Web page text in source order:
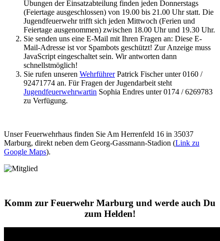
Übungen der Einsatzabteilung finden jeden Donnerstags
(Feiertage ausgeschlossen) von 19.00 bis 21.00 Uhr statt. Die
Jugendfeuerwehr trifft sich jeden Mittwoch (Ferien und
Feiertage ausgenommen) zwischen 18.00 Uhr und 19.30 Uhr.
Sie senden uns eine E-Mail mit Ihren Fragen an: Diese E-
Mail-Adresse ist vor Spambots geschützt! Zur Anzeige muss
JavaScript eingeschaltet sein. Wir antworten dann
schnellstmöglich!
Sie rufen unseren WehrführerPatrick Fischer unter 0160 /
92471774 an. Für Fragen der Jugendarbeit steht
Jugendfeuerwehrwartin Sophia Endres unter 0174 / 6269783
zu Verfügung.
Unser Feuerwehrhaus finden Sie Am Herrenfeld 16 in 35037
Marburg, direkt neben dem Georg-Gassmann-Stadion (Link zu
Google Maps).
Komm zur Feuerwehr Marburg und werde auch Du
zum Helden!